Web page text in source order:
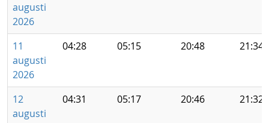
augusti
2026
11
augusti
2026
04:28 05:15 20:48 21:34
12
augusti
04:31 05:17 20:46 21:32